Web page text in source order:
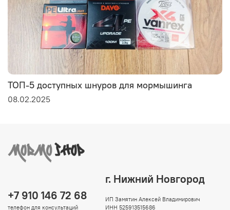
ТОП-5 доступных шнуров для мормышинга
08.02.2025
+7 910 146 72 68
телефон для консультаций
г. Нижний Новгород
ИП Замятин Алексей Владимирович
ИНН 525913515686